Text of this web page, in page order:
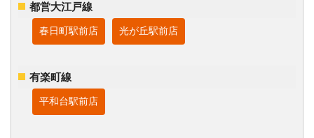
都営大江戸線
春日町駅前店 光が丘駅前店
有楽町線
平和台駅前店